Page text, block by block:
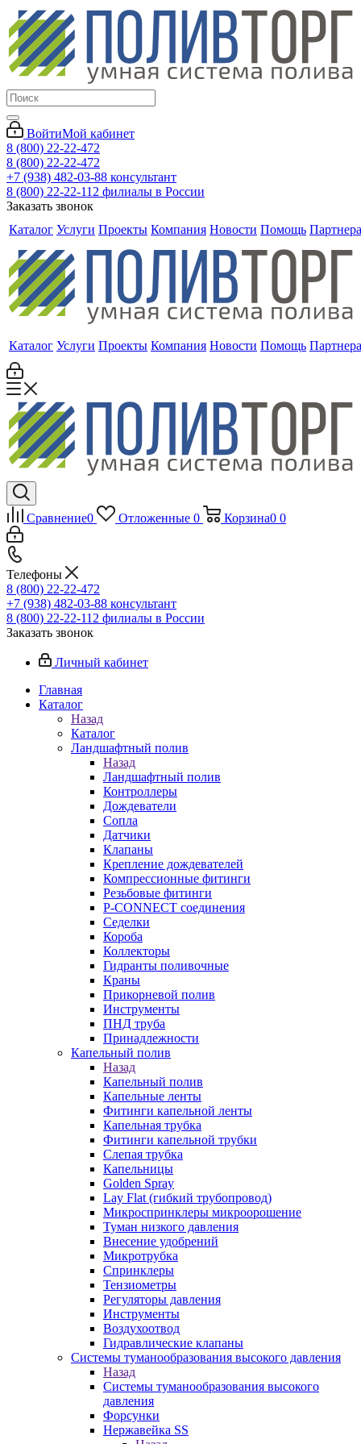
ВойтиМой кабинет
8 (800) 22-22-472
8 (800) 22-22-472
+7 (938) 482-03-88 консультант
8 (800) 22-22-112 филиалы в России
Заказать звонок
Каталог Услуги Проекты Компания Новости Помощь
Каталог Услуги Проекты Компания Новости Помощь
Сравнение0 Отложенные 0 Корзина0 0
Телефоны
8 (800) 22-22-472
+7 (938) 482-03-88 консультант
8 (800) 22-22-112 филиалы в России
Заказать звонок
Личный кабинет
Главная
Каталог
Назад
Каталог
Ландшафтный полив
Назад
Ландшафтный полив
Контроллеры
Дождеватели
Сопла
Датчики
Клапаны
Крепление дождевателей
Компрессионные фитинги
Резьбовые фитинги
P-CONNECT соединения
Седелки
Короба
Коллекторы
Гидранты поливочные
Краны
Прикорневой полив
Инструменты
ПНД труба
Принадлежности
Капельный полив
Назад
Капельный полив
Капельные ленты
Фитинги капельной ленты
Капельная трубка
Фитинги капельной трубки
Слепая трубка
Капельницы
Golden Spray
Lay Flat (гибкий трубопровод)
Микроспринклеры микроорошение
Туман низкого давления
Внесение удобрений
Микротрубка
Спринклеры
Тензиометры
Регуляторы давления
Инструменты
Воздухоотвод
Гидравлические клапаны
Системы туманообразования высокого давления
Назад
Системы туманообразования высокого
давления
Форсунки
Нержавейка SS